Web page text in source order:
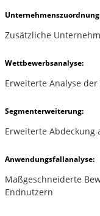
Zusätzliche
Wettbewerbsanalyse:
Erweiterte Analyse
Segmenterweiterung:
Erweiterte Abdeckung
Anwendungsfallanalyse:
Maßgeschneiderte
Endnutzern